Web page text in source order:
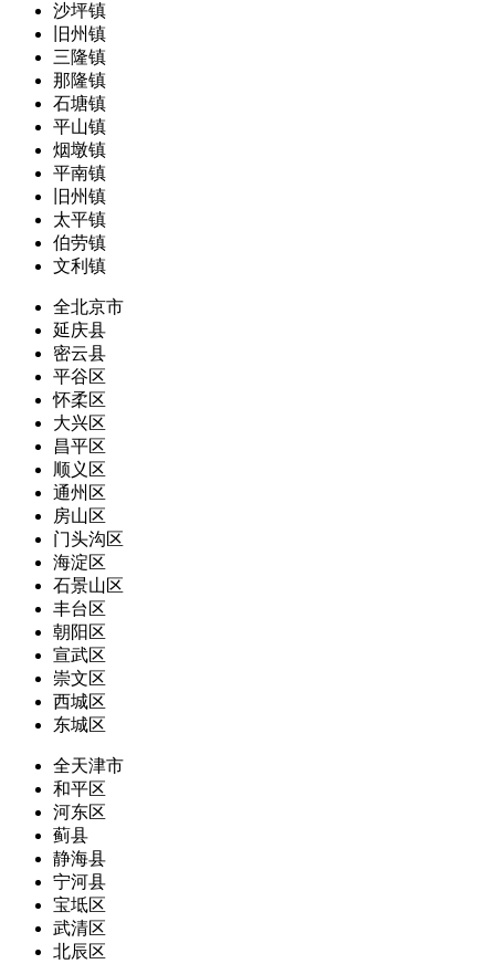
沙坪镇
旧州镇
三隆镇
那隆镇
石塘镇
平山镇
烟墩镇
平南镇
旧州镇
太平镇
伯劳镇
文利镇
全北京市
延庆县
密云县
平谷区
怀柔区
大兴区
昌平区
顺义区
通州区
房山区
门头沟区
海淀区
石景山区
丰台区
朝阳区
宣武区
崇文区
西城区
东城区
全天津市
和平区
河东区
蓟县
静海县
宁河县
宝坻区
武清区
北辰区